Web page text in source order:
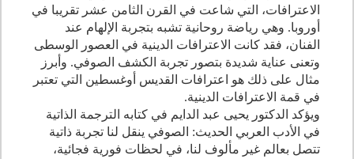
الاعترافات، التي شاعت في القرن الثامن عشر تقريبا في
أوروبا. وهي رياضة روحانية تشبه بتجربة الإلهام عند
الفنان، فقد كانت الاعترافات الدينية في العصور الوسطى
وتعنى عناية شديدة بتصور تجربة الكشف الصوفي. وأبرز
مثال على ذلك هو اعترافات القديس أوغسطين التي تعتبر
في قمة الاعترافات الدينية.
ويؤكد الدكتور يحيى عبد الدايم في كتابه الترجمة الذاتية
في الأدب العربي الحديث: الصوفي ينقل لنا تجربة ذاتية
تتصل بعالم غير مألوف لنا، في لحظات فورية فجائية،